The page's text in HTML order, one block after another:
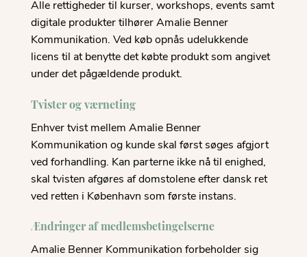
Alle rettigheder til kurser, workshops, events samt
digitale produkter tilhører Amalie Benner
Kommunikation. Ved køb opnås udelukkende
licens til at benytte det købte produkt som angivet
under det pågældende produkt.
Tvister og værneting
Enhver tvist mellem Amalie Benner
Kommunikation og kunde skal først søges afgjort
ved forhandling. Kan parterne ikke nå til enighed,
skal tvisten afgøres af domstolene efter dansk ret
ved retten i København som første instans.
Ændringer af medlemsbetingelserne
Amalie Benner Kommunikation forbeholder sig